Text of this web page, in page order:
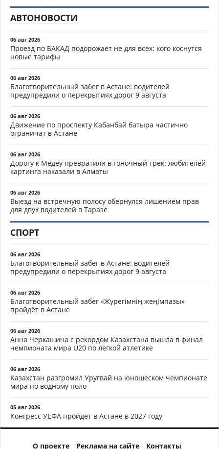
АВТОНОВОСТИ
06 авг 2026
Проезд по БАКАД подорожает не для всех: кого коснутся
новые тарифы
06 авг 2026
Благотворительный забег в Астане: водителей
предупредили о перекрытиях дорог 9 августа
06 авг 2026
Движение по проспекту Кабанбай батыра частично
ограничат в Астане
06 авг 2026
Дорогу к Медеу превратили в гоночный трек: любителей
картинга наказали в Алматы
06 авг 2026
Выезд на встречную полосу обернулся лишением прав
для двух водителей в Таразе
СПОРТ
06 авг 2026
Благотворительный забег в Астане: водителей
предупредили о перекрытиях дорог 9 августа
06 авг 2026
Благотворительный забег «Жүрегімнің жеңімпазы»
пройдёт в Астане
06 авг 2026
Анна Черкашина с рекордом Казахстана вышла в финал
чемпионата мира U20 по лёгкой атлетике
06 авг 2026
Казахстан разгромил Уругвай на юношеском чемпионате
мира по водному поло
05 авг 2026
Конгресс УЕФА пройдёт в Астане в 2027 году
О проекте Реклама на сайте Контакты